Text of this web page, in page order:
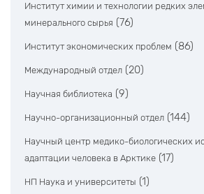
Институт химии и технологии редких
минерального сырья (76)
Институт экономических проблем (86)
Международный отдел (20)
Научная библиотека (9)
Научно-организационный отдел (144)
Научный центр медико-биологических
адаптации человека в Арктике (17)
НП Наука и университеты (1)